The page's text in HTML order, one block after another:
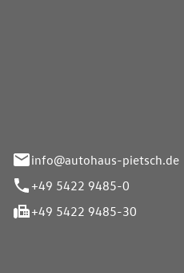
info@autohaus-pietsch.de
+49 5422 9485-0
+49 5422 9485-30